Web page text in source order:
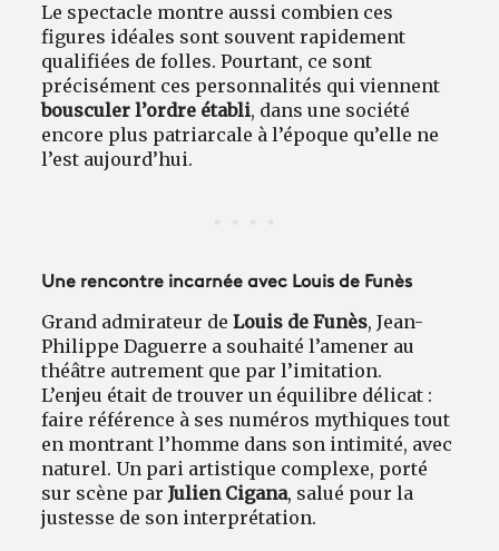
Le spectacle montre aussi combien ces
figures idéales sont souvent rapidement
qualifiées de folles. Pourtant, ce sont
précisément ces personnalités qui viennent
bousculer l’ordre établi, dans une société
encore plus patriarcale à l’époque qu’elle ne
l’est aujourd’hui.
Une rencontre incarnée avec Louis de Funès
Grand admirateur deLouis de Funès, Jean-
Philippe Daguerre a souhaité l’amener au
théâtre autrement que par l’imitation.
L’enjeu était de trouver un équilibre délicat :
faire référence à ses numéros mythiques tout
en montrant l’homme dans son intimité, avec
naturel. Un pari artistique complexe, porté
sur scène parJulien Cigana, salué pour la
justesse de son interprétation.